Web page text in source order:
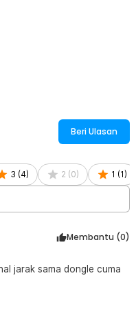
Beri Ulasan
3 (4) 2 (0) 1 (1 )
Membantu (0)
jarak sama dongle cuma